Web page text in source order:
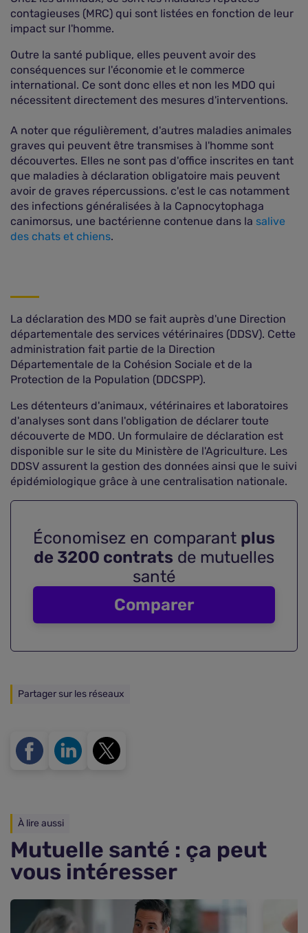
contagieuses (MRC) qui sont listées en fonction de leur
impact sur l'homme.
Outre la santé publique, elles peuvent avoir des
conséquences sur l'économie et le commerce
international. Ce sont donc elles et non les MDO qui
nécessitent directement des mesures d'interventions.
A noter que régulièrement, d'autres maladies animales
graves qui peuvent être transmises à l'homme sont
découvertes. Elles ne sont pas d'office inscrites en tant
que maladies à déclaration obligatoire mais peuvent
avoir de graves répercussions. c'est le cas notamment
des infections généralisées à la Capnocytophaga
canimorsus, une bactérienne contenue dans la salive
des chats et chiens.
La déclaration des MDO se fait auprès d'une Direction
départementale des services vétérinaires (DDSV). Cette
administration fait partie de la Direction
Départementale de la Cohésion Sociale et de la
Protection de la Population (DDCSPP).
Les détenteurs d'animaux, vétérinaires et laboratoires
d'analyses sont dans l'obligation de déclarer toute
découverte de MDO. Un formulaire de déclaration est
disponible sur le site du Ministère de l'Agriculture. Les
DDSV assurent la gestion des données ainsi que le suivi
épidémiologique grâce à une centralisation nationale.
Économisez en comparant plus
de 3200 contrats de mutuelles
santé
Comparer
Partager sur les réseaux
À lire aussi
Mutuelle santé : ça peut
vous intéresser